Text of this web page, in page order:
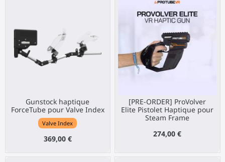
Gunstock haptique
ForceTube pour Valve Index
Valve Index
369,00 €
[PRE-ORDER] ProVolver
Elite Pistolet Haptique pour
Steam Frame
274,00 €